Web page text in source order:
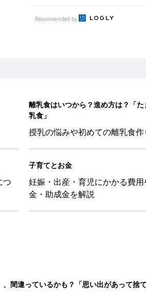
Recommended by
離乳食はいつから？進め方は？「
乳食」
授乳の悩みや初めての離乳食
つ
子育てとお金
妊娠・出産・育児にかかる費
金・助成金を解説
間違っているかも？「思い出があって捨